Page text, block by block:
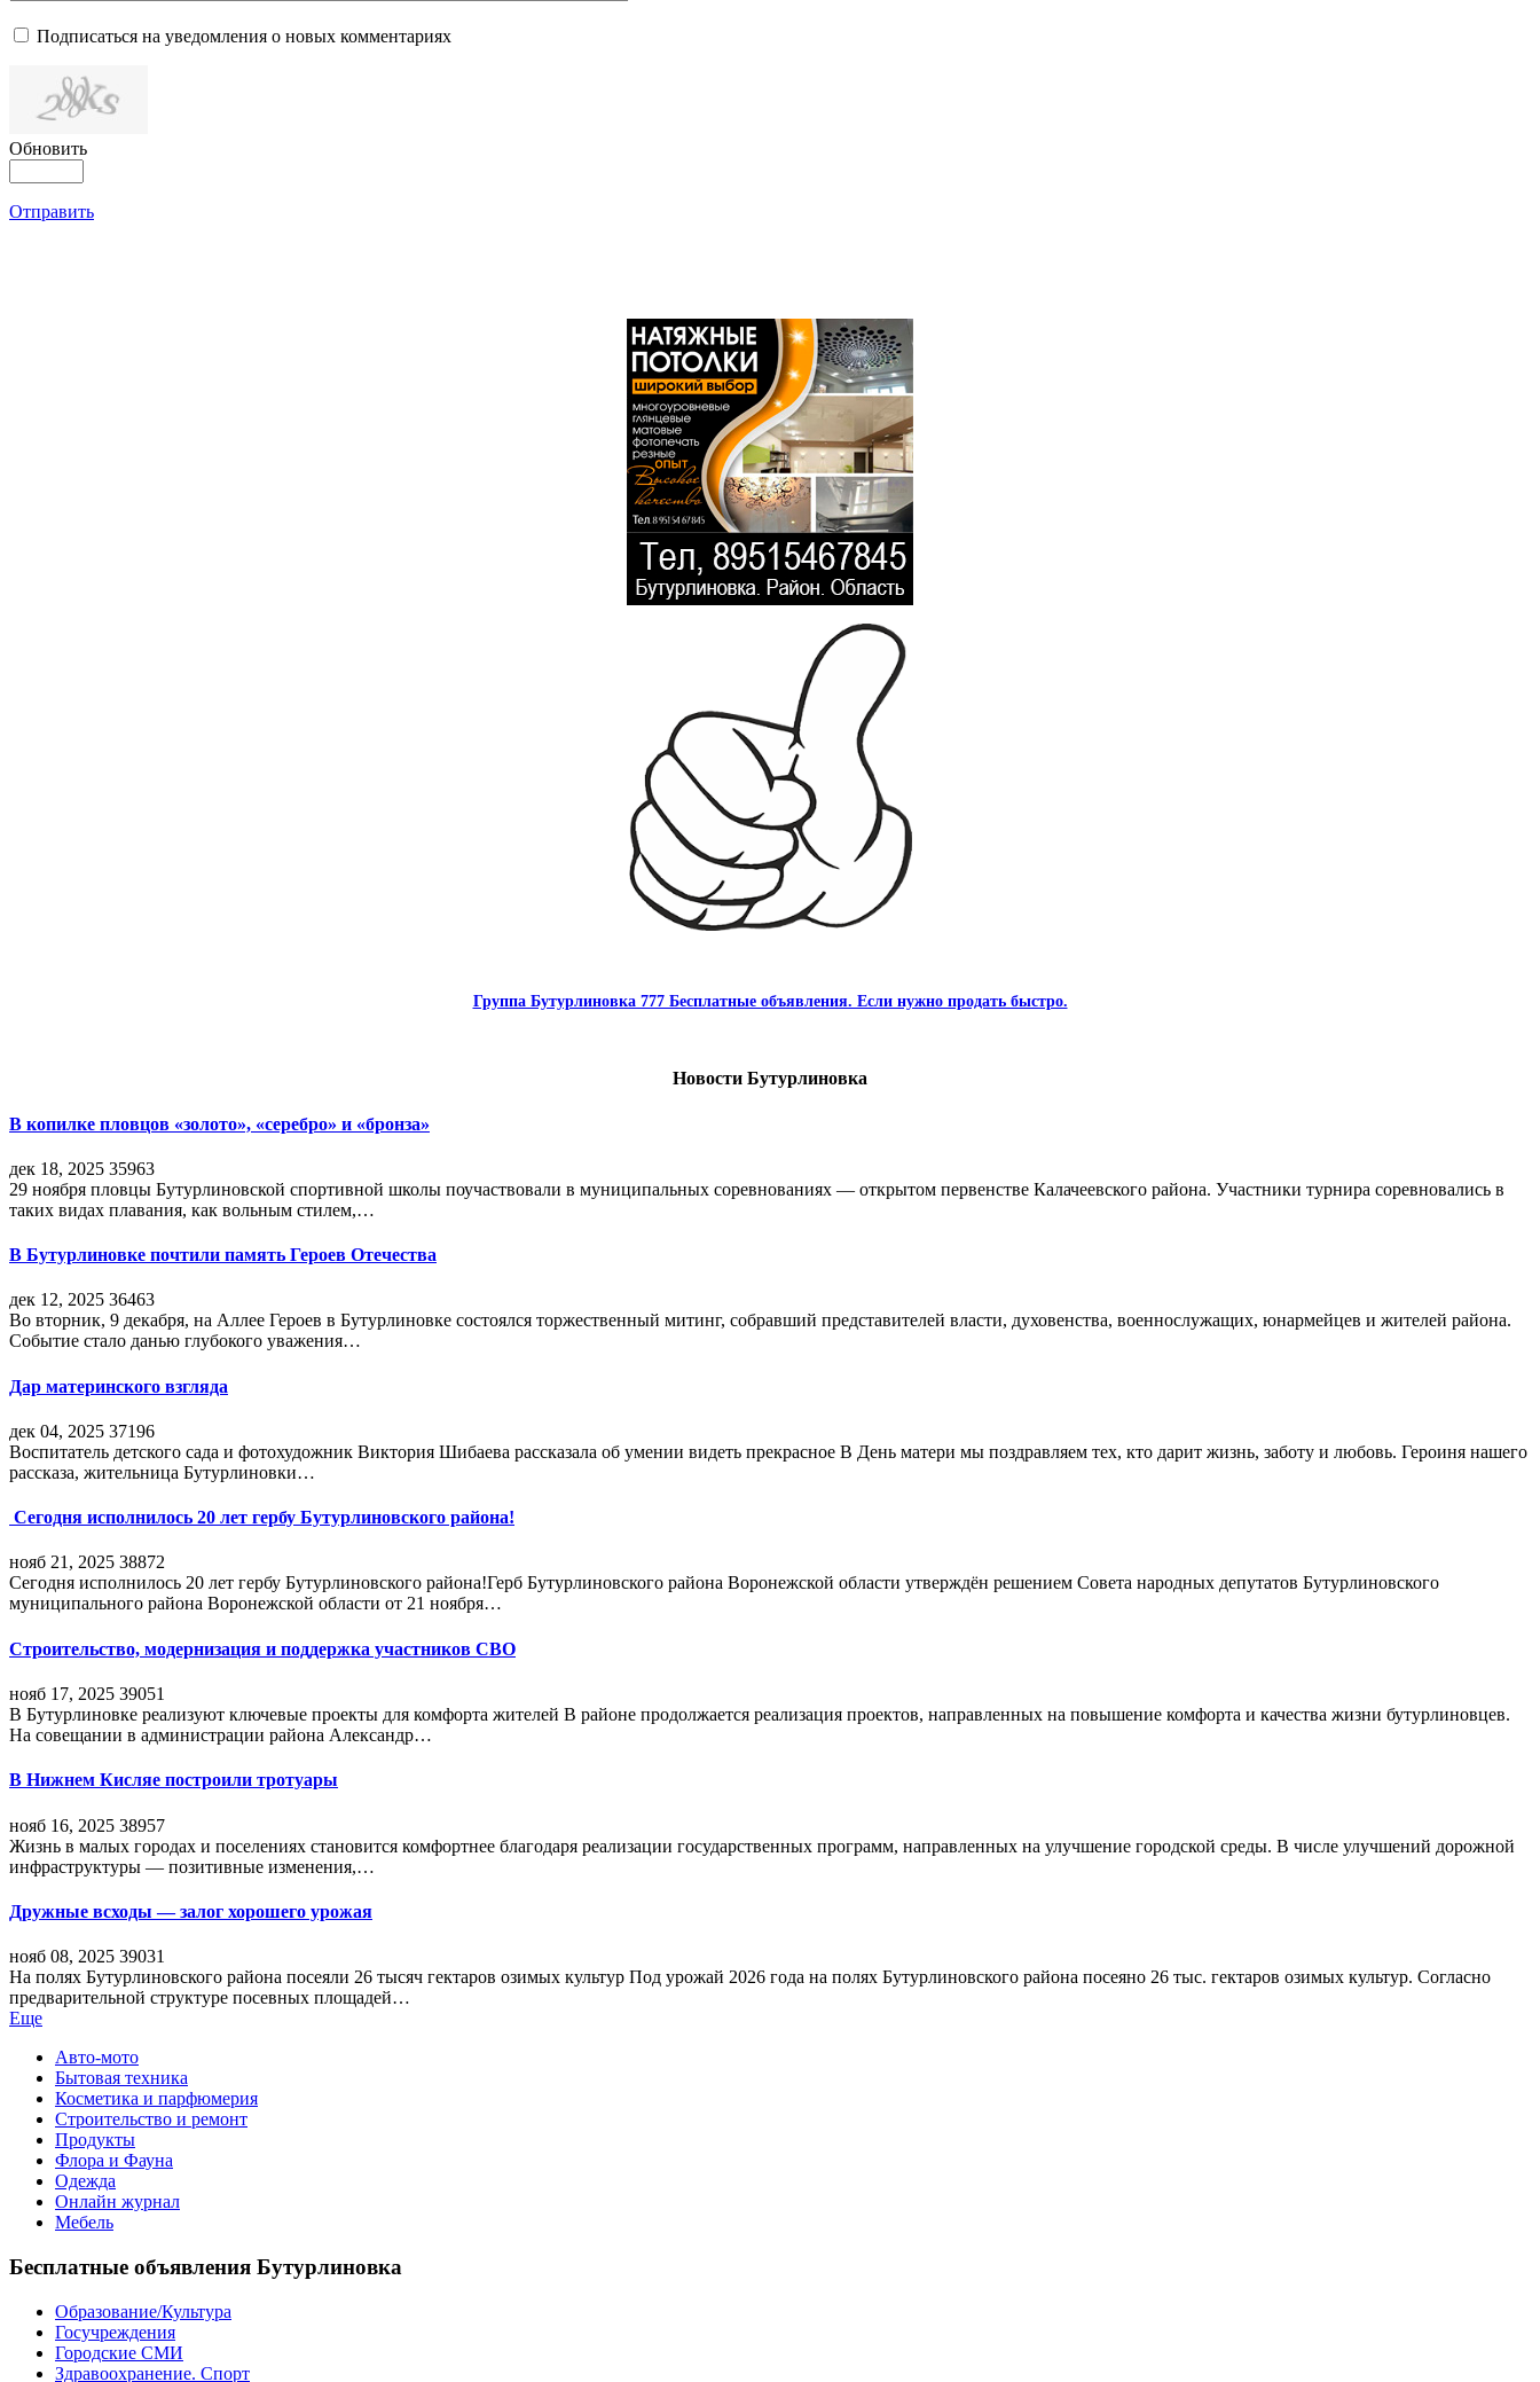
Подписаться на уведомления о новых комментариях
Обновить
Отправить
Группа Бутурлиновка 777 Бесплатные объявления. Если нужно продать быстро.
Новости Бутурлиновка
В копилке пловцов «золото», «серебро» и «бронза»
дек 18, 2025 35963
29 ноября пловцы Бутурлиновской спортивной школы поучаствовали в муниципальных соревнованиях — открытом первенстве Калачеевского района. Участники турнира соревновались в
таких видах плавания, как вольным стилем,…
В Бутурлиновке почтили память Героев Отечества
дек 12, 2025 36463
Во вторник, 9 декабря, на Аллее Героев в Бутурлиновке состоялся торжественный митинг, собравший представителей власти, духовенства, военнослужащих, юнармейцев и жителей района.
Событие стало данью глубокого уважения…
Дар материнского взгляда
дек 04, 2025 37196
Воспитатель детского сада и фотохудожник Виктория Шибаева рассказала об умении видеть прекрасное В День матери мы поздравляем тех, кто дарит жизнь, заботу и любовь. Героиня нашего
рассказа, жительница Бутурлиновки…
Сегодня исполнилось 20 лет гербу Бутурлиновского района!
нояб 21, 2025 38872
Сегодня исполнилось 20 лет гербу Бутурлиновского района!Герб Бутурлиновского района Воронежской области утверждён решением Совета народных депутатов Бутурлиновского
муниципального района Воронежской области от 21 ноября…
Строительство, модернизация и поддержка участников СВО
нояб 17, 2025 39051
В Бутурлиновке реализуют ключевые проекты для комфорта жителей В районе продолжается реализация проектов, направленных на повышение комфорта и качества жизни бутурлиновцев.
На совещании в администрации района Александр…
В Нижнем Кисляе построили тротуары
нояб 16, 2025 38957
Жизнь в малых городах и поселениях становится комфортнее благодаря реализации государственных программ, направленных на улучшение городской среды. В числе улучшений дорожной
инфраструктуры — позитивные изменения,…
Дружные всходы — залог хорошего урожая
нояб 08, 2025 39031
На полях Бутурлиновского района посеяли 26 тысяч гектаров озимых культур Под урожай 2026 года на полях Бутурлиновского района посеяно 26 тыс. гектаров озимых культур. Согласно
предварительной структуре посевных площадей…
Еще
Авто-мото
Бытовая техника
Косметика и парфюмерия
Строительство и ремонт
Продукты
Флора и Фауна
Одежда
Онлайн журнал
Мебель
Бесплатные объявления Бутурлиновка
Образование/Культура
Госучреждения
Городские СМИ
Здравоохранение. Спорт